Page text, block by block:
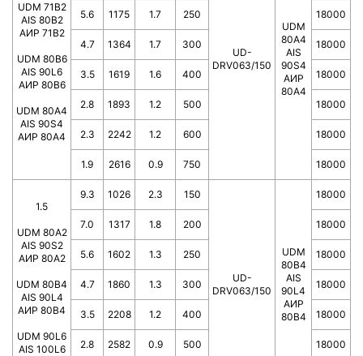
UDM 71B2
AIS 80B2
АИР 71В2
UDM 80B6
AIS 90L6
АИР 80В6
UDM 80A4
AIS 90S4
АИР 80А4
UD-
DRV063/150
UDM
80A4
AIS
90S4
АИР
80А4
5.6 1175 1.7 250 18000
4.7 1364 1.7 300 18000
3.5 1619 1.6 400 18000
2.8 1893 1.2 500 18000
2.3 2242 1.2 600 18000
1.9 2616 0.9 750 18000
1.5
UDM 80A2
AIS 90S2
АИР 80А2
UDM 80B4
AIS 90L4
АИР 80В4
UDM 90L6
AIS 100L6
9.3 1026 2.3 150
UD-
DRV063/150
UDM
80B4
AIS
90L4
АИР
80В4
18000
7.0 1317 1.8 200 18000
5.6 1602 1.3 250 18000
4.7 1860 1.3 300 18000
3.5 2208 1.2 400 18000
2.8 2582 0.9 500 18000